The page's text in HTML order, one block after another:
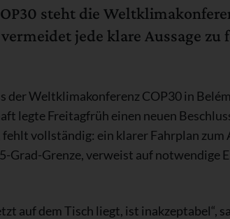
steht die
jede klare Aussage zu
der Weltklimakonferenz COP30 in
legte Freitagfrüh einen neuen
vollständig: ein klarer Fahrplan zum
Grad-Grenze, verweist auf notwendige
auf dem Tisch liegt, ist inakzeptabel“,